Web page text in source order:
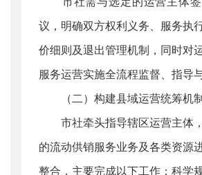
议，明确双方权利义务、服务执
价细则及退出管理机制，同时对
服务运营实施全流程监督、指导
（二）构建县域运营统筹机制
市社牵头指导辖区运营主体
的流动供销服务业务及各类资源
整合，主要完成以下工作：科学